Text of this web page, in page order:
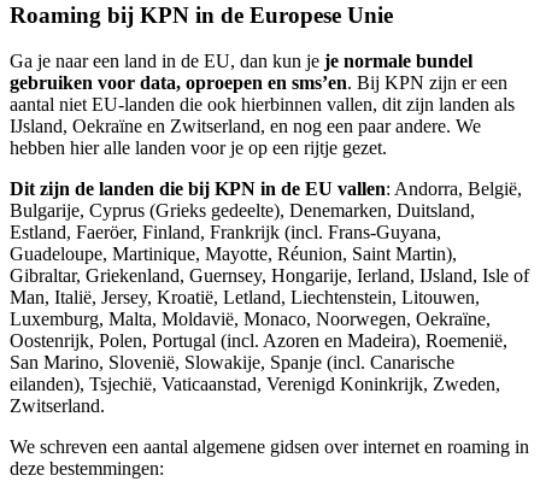
Roaming bij KPN in de Europese Unie
Ga je naar een land in de EU, dan kun je je normale bundel
gebruiken voor data, oproepen en sms’en. Bij KPN zijn er een
aantal niet EU-landen die ook hierbinnen vallen, dit zijn landen als
IJsland, Oekraïne en Zwitserland, en nog een paar andere. We
hebben hier alle landen voor je op een rijtje gezet.
Dit zijn de landen die bij KPN in de EU vallen: Andorra, België,
Bulgarije, Cyprus (Grieks gedeelte), Denemarken, Duitsland,
Estland, Faeröer, Finland, Frankrijk (incl. Frans-Guyana,
Guadeloupe, Martinique, Mayotte, Réunion, Saint Martin),
Gibraltar, Griekenland, Guernsey, Hongarije, Ierland, IJsland, Isle of
Man, Italië, Jersey, Kroatië, Letland, Liechtenstein, Litouwen,
Luxemburg, Malta, Moldavië, Monaco, Noorwegen, Oekraïne,
Oostenrijk, Polen, Portugal (incl. Azoren en Madeira), Roemenië,
San Marino, Slovenië, Slowakije, Spanje (incl. Canarische
eilanden), Tsjechië, Vaticaanstad, Verenigd Koninkrijk, Zweden,
Zwitserland.
We schreven een aantal algemene gidsen over internet en roaming in
deze bestemmingen: